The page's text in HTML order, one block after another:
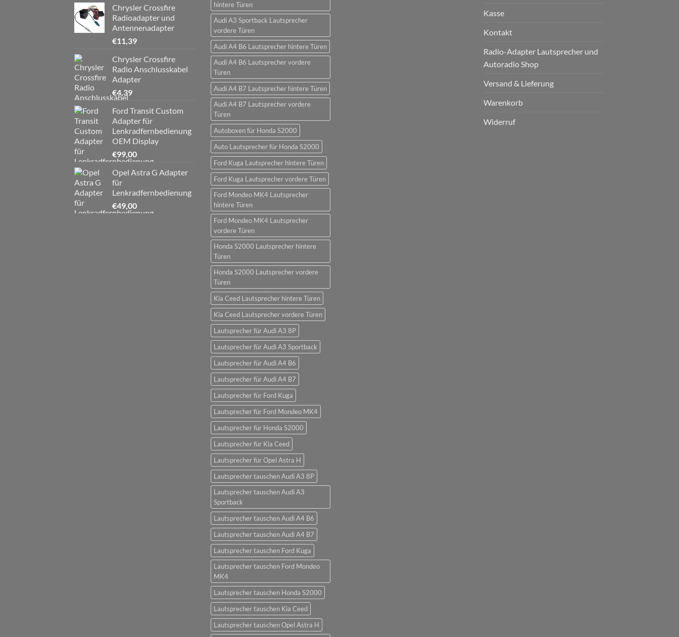
Chrysler Crossfire
Radioadapter und
Antennenadapter
€11,39
Chrysler Crossfire
Radio Anschlusskabel
Adapter
€4,39
Ford Transit Custom
Adapter für
Lenkradfernbedienung
OEM Display
€99,00
Opel Astra G Adapter
für
Lenkradfernbedienung
€49,00
hintere Türen
Audi A3 Sportback Lautsprecher
vordere Türen
Audi A4 B6 Lautsprecher hintere Türen
Audi A4 B6 Lautsprecher vordere
Türen
Audi A4 B7 Lautsprecher hintere Türen
Audi A4 B7 Lautsprecher vordere
Türen
Autoboxen für Honda S2000
Auto Lautsprecher für Honda S2000
Ford Kuga Lautsprecher hintere Türen
Ford Kuga Lautsprecher vordere Türen
Ford Mondeo MK4 Lautsprecher
hintere Türen
Ford Mondeo MK4 Lautsprecher
vordere Türen
Honda S2000 Lautsprecher hintere
Türen
Honda S2000 Lautsprecher vordere
Türen
Kia Ceed Lautsprecher hintere Türen
Kia Ceed Lautsprecher vordere Türen
Lautsprecher für Audi A3 8P
Lautsprecher für Audi A3 Sportback
Lautsprecher für Audi A4 B6
Lautsprecher für Audi A4 B7
Lautsprecher für Ford Kuga
Lautsprecher für Ford Mondeo MK4
Lautsprecher für Honda S2000
Lautsprecher für Kia Ceed
Lautsprecher für Opel Astra H
Lautsprecher tauschen Audi A3 8P
Lautsprecher tauschen Audi A3
Sportback
Lautsprecher tauschen Audi A4 B6
Lautsprecher tauschen Audi A4 B7
Lautsprecher tauschen Ford Kuga
Lautsprecher tauschen Ford Mondeo
MK4
Lautsprecher tauschen Honda S2000
Lautsprecher tauschen Kia Ceed
Lautsprecher tauschen Opel Astra H
Kasse
Kontakt
Radio-Adapter Lautsprecher und
Autoradio Shop
Versand & Lieferung
Warenkorb
Widerruf